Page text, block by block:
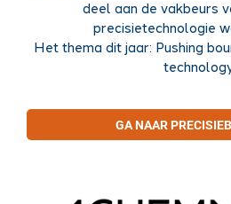
deel aan de vakbeurs
precisietechnologie
Het thema dit jaar: Pushing
GA NAAR